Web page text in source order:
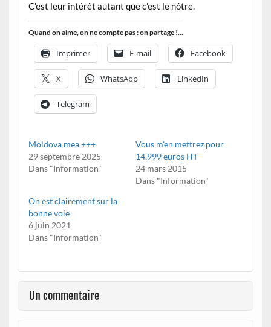
C’est leur intérêt autant que c’est le nôtre.
Quand on aime, on ne compte pas : on partage !...
Imprimer E-mail Facebook
X WhatsApp LinkedIn
Telegram
Moldova mea +++
29 septembre 2025
Dans "Information"
Vous m'en mettrez pour
14.999 euros HT
24 mars 2015
Dans "Information"
On est clairement sur la
bonne voie
6 juin 2021
Dans "Information"
Un commentaire